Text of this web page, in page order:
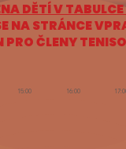
DĚTÍ V
NA STRÁNCE
PRO ČLENY
15:00 16:00